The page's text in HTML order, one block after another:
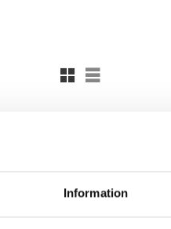
Information
Rutnätsvy
Listvy